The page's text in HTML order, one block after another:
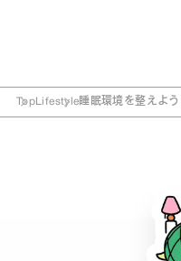
Top Lifestyle睡眠環境を整えよ